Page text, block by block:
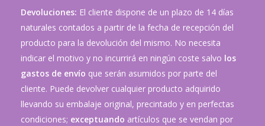
Devoluciones: El cliente dispone de un plazo de 14 días
naturales contados a partir de la fecha de recepción del
producto para la devolución del mismo. No necesita
indicar el motivo y no incurrirá en ningún coste salvo los
gastos de envío que serán asumidos por parte del
cliente. Puede devolver cualquier producto adquirido
llevando su embalaje original, precintado y en perfectas
condiciones; exceptuando artículos que se vendan por